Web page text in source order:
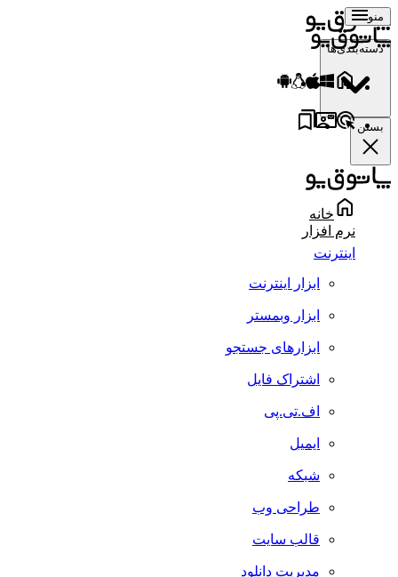
منو
دسته‌بندی‌ها
بستن
خانه
نرم افزار
اینترنت
ابزار اینترنت
ابزار وبمستر
ابزارهای جستجو
اشتراک فایل
اف.تی.پی
ایمیل
شبکه
طراحی وب
قالب سایت
مدیریت دانلود